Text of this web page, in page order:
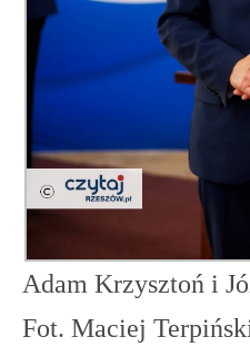
Adam Krzysztoń i
Fot. Maciej